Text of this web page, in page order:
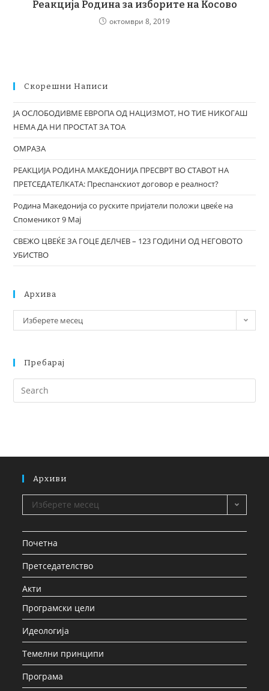
Реакција Родина за изборите на Косово
октомври 8, 2019
Скорешни Написи
ЈА ОСЛОБОДИВМЕ ЕВРОПА ОД НАЦИЗМОТ, НО ТИЕ НИКОГАШ
НЕМА ДА НИ ПРОСТАТ ЗА ТОА
ОМРАЗА
РЕАКЦИЈА РОДИНА МАКЕДОНИЈА ПРЕСВРТ ВО СТАВОТ НА
ПРЕТСЕДАТЕЛКАТА: Преспанскиот договор е реалност?
Родина Македонија со руските пријатели положи цвеќе на
Споменикот 9 Мај
СВЕЖО ЦВЕЌЕ ЗА ГОЦЕ ДЕЛЧЕВ – 123 ГОДИНИ ОД НЕГОВОТО
УБИСТВО
Архива
Изберете месец
Пребарај
Архиви
Изберете месец
Почетна
Претседателство
Акти
Програмски цели
Идеологија
Темелни принципи
Програма